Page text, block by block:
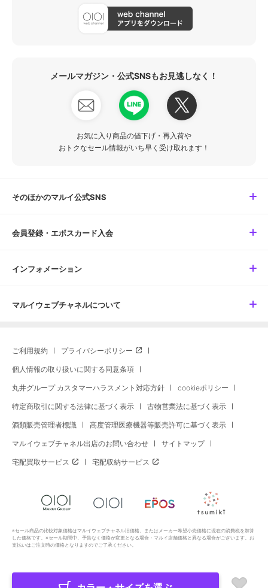
メールマガジン・公式SNSもお見逃しなく！
お気に入り商品の値下げ・再入荷や
おトクなセール情報がいち早く受け取れます！
そのほかのマルイ公式SNS
会員登録・エポスカード入会
インフォメーション
マルイウェブチャネルについて
ご利用規約 プライバシーポリシー
個人情報の取り扱いに関する同意条項
丸井グループ カスタマーハラスメント対応方針 cookieポリシー
特定商取引に関する法律に基づく表示 古物営業法に基づく表示
酒類販売管理者標識 高度管理医療機器等販売許可に基づく表示
マルイウェブチャネル出店のお問い合わせ サイトマップ
宅配買取サービス 宅配収納サービス
※セール商品の比較対象価格はマルイウェブチャネル旧価格、またはメーカー希望小売価格に現在の消費税を加算
した価格です。※セール期間中、予告なく価格が変更となる場合・マルイ店舗価格と異なる場合がございます。お
支払いはご注文時の価格となりますのでご了承ください。